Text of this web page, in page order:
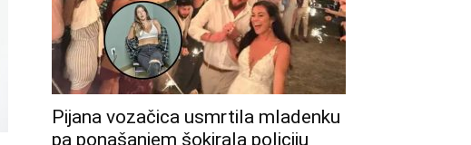
Pijana vozačica usmrtila mladenku
pa ponašanjem šokirala policiju